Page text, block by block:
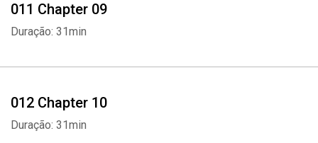
011 Chapter 09
Duração: 31min
012 Chapter 10
Duração: 31min